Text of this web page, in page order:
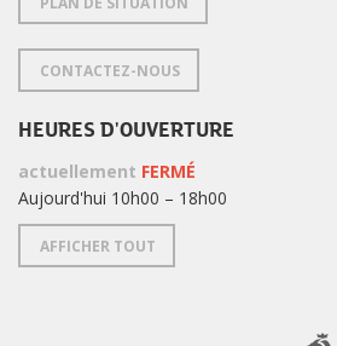
CONTACTEZ-NOUS
HEURES D'OUVERTURE
actuellement FERMÉ
Aujourd'hui 10h00 – 18h00
AFFICHER TOUT